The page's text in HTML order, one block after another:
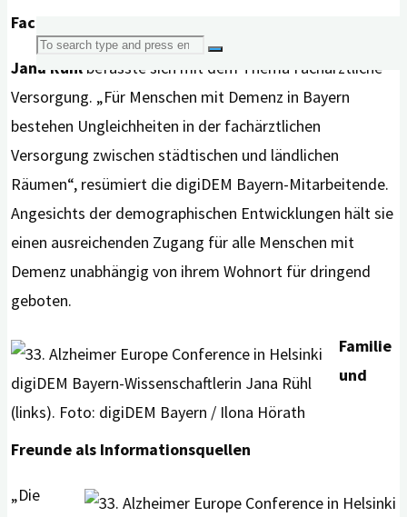
Search
for:
Fachärztliche Versorgung
Jana Rühl befasste sich mit dem Thema Fachärztliche
Versorgung. „Für Menschen mit Demenz in Bayern
bestehen Ungleichheiten in der fachärztlichen
Versorgung zwischen städtischen und ländlichen
Räumen“, resümiert die digiDEM Bayern-Mitarbeitende.
Angesichts der demographischen Entwicklungen hält sie
einen ausreichenden Zugang für alle Menschen mit
Demenz unabhängig von ihrem Wohnort für dringend
geboten.
digiDEM Bayern-Wissenschaftlerin Jana Rühl
(links). Foto: digiDEM Bayern / Ilona Hörath
Familie
und
Freunde als Informationsquellen
„Die